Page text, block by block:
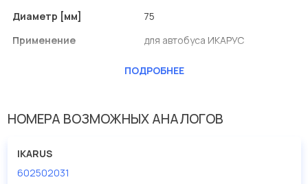
Диаметр [мм]
75
Применение
для автобуса ИКАРУС
Польша
ПОДРОБНЕЕ
НОМЕРА ВОЗМОЖНЫХ АНАЛОГОВ
IKARUS
602502031